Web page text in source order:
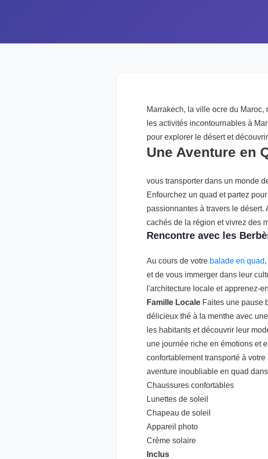
Marrakech, la ville ocre du
les activités incontournables à
pour explorer le désert et
Une Aventure en
vous transporter dans un monde
Enfourchez un quad et partez
passionnantes à travers le
cachés de la région et vivrez des
Rencontre avec les
Au cours de votre balade en quad
et de vous immerger dans leur
l'architecture locale et apprenez-
Famille Locale Faites une pause
délicieux thé à la menthe avec
les habitants et découvrir leur
une journée riche en émotions et
confortablement transporté à
aventure inoubliable en quad
Chaussures confortables
Lunettes de soleil
Chapeau de soleil
Appareil photo
Crème solaire
Inclus